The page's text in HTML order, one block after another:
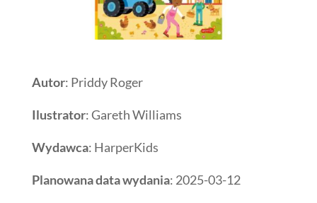
Autor: Priddy Roger
Ilustrator: Gareth Williams
Wydawca: HarperKids
Planowana data wydania: 2025-03-12